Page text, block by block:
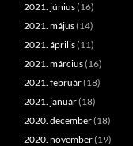
2021. június(16)
2021. május(14)
2021. április(11)
2021. március(16)
2021. február(18)
2021. január(18)
2020. december(18)
2020. november(19)